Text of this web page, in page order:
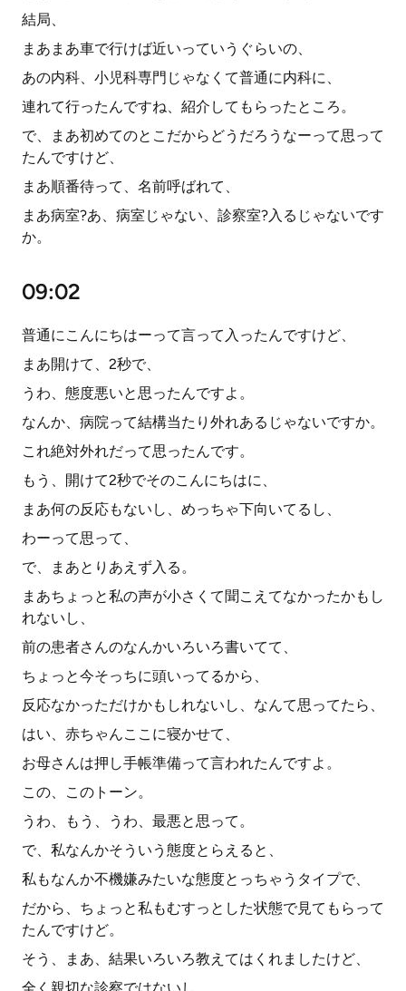
結局、
まあまあ車で行けば近いっていうぐらいの、
あの内科、小児科専門じゃなくて普通に内科に、
連れて行ったんですね、紹介してもらったところ。
で、まあ初めてのとこだからどうだろうなーって思って
たんですけど、
まあ順番待って、名前呼ばれて、
まあ病室?あ、病室じゃない、診察室?入るじゃないです
か。
09:02
普通にこんにちはーって言って入ったんですけど、
まあ開けて、2秒で、
うわ、態度悪いと思ったんですよ。
なんか、病院って結構当たり外れあるじゃないですか。
これ絶対外れだって思ったんです。
もう、開けて2秒でそのこんにちはに、
まあ何の反応もないし、めっちゃ下向いてるし、
わーって思って、
で、まあとりあえず入る。
まあちょっと私の声が小さくて聞こえてなかったかもし
れないし、
前の患者さんのなんかいろいろ書いてて、
ちょっと今そっちに頭いってるから、
反応なかっただけかもしれないし、なんて思ってたら、
はい、赤ちゃんここに寝かせて、
お母さんは押し手帳準備って言われたんですよ。
この、このトーン。
うわ、もう、うわ、最悪と思って。
で、私なんかそういう態度とらえると、
私もなんか不機嫌みたいな態度とっちゃうタイプで、
だから、ちょっと私もむすっとした状態で見てもらって
たんですけど。
そう、まあ、結果いろいろ教えてはくれましたけど、